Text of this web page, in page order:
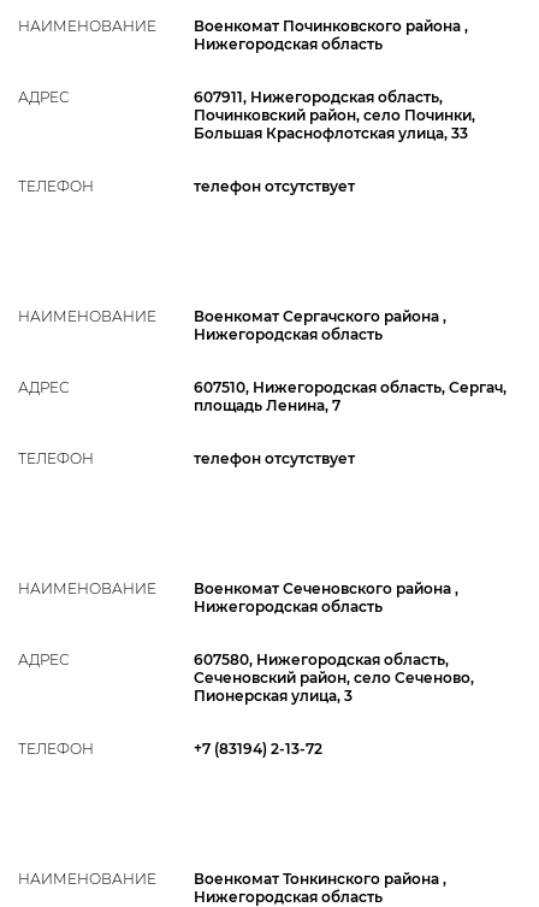
НАИМЕНОВАНИЕ
Военкомат Починковского района ,
Нижегородская область
АДРЕС
607911, Нижегородская область,
Починковский район, село Починки,
Большая Краснофлотская улица, 33
ТЕЛЕФОН телефон отсутствует
НАИМЕНОВАНИЕ
Военкомат Сергачского района ,
Нижегородская область
АДРЕС
607510, Нижегородская область, Сергач,
площадь Ленина, 7
ТЕЛЕФОН телефон отсутствует
НАИМЕНОВАНИЕ
Военкомат Сеченовского района ,
Нижегородская область
АДРЕС
607580, Нижегородская область,
Сеченовский район, село Сеченово,
Пионерская улица, 3
ТЕЛЕФОН +7 (83194) 2-13-72
НАИМЕНОВАНИЕ
Военкомат Тонкинского района ,
Нижегородская область